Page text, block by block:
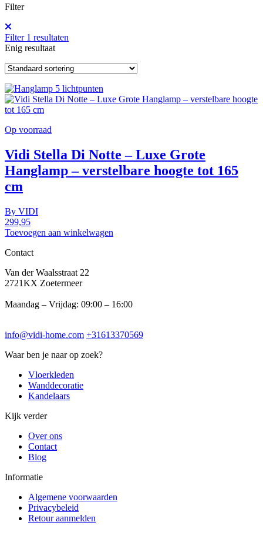
Filter
Filter 1 resultaten
Enig resultaat
Op voorraad
Vidi Stella Di Notte – Luxe Grote
Hanglamp – verstelbare hoogte tot 165
cm
By VIDI
299,95
Toevoegen aan winkelwagen
Contact
Van der Waalsstraat 22
2721KX Zoetermeer
Maandag – Vrijdag: 09:00 – 16:00
info@vidi-home.com +31613370569
Waar ben je naar op zoek?
Vloerkleden
Wanddecoratie
Kandelaars
Kijk verder
Over ons
Contact
Blog
Informatie
Algemene voorwaarden
Privacybeleid
Retour aanmelden